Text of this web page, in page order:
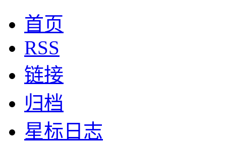
首页
RSS
链接
归档
星标日志